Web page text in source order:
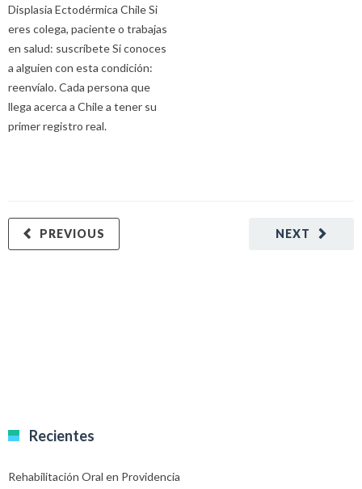
Displasia Ectodérmica Chile Si
eres colega, paciente o trabajas
en salud: suscríbete Si conoces
a alguien con esta condición:
reenvíalo. Cada persona que
llega acerca a Chile a tener su
primer registro real.
NEXT
PREVIOUS
Recientes
Rehabilitación Oral en Providencia